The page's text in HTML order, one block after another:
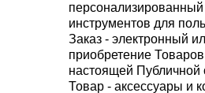
инструментов для
Заказ - электронный
приобретение
настоящей
Товар - аксессуары и